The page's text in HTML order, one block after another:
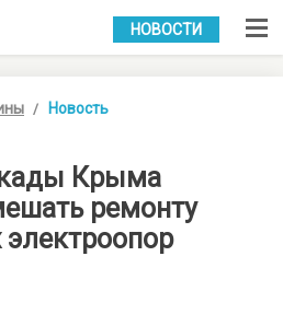
УКР РУС
НОВОСТИ
Новость
Крыма
ремонту